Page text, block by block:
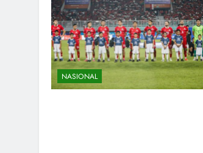
NASIONAL